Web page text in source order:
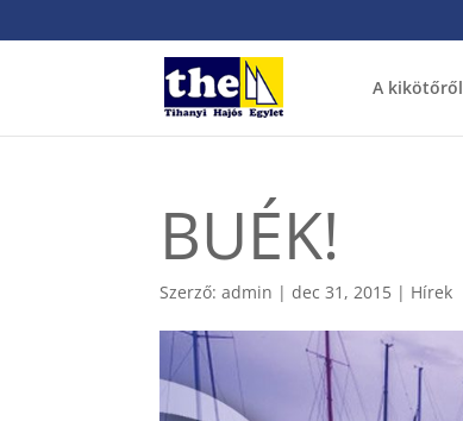
A kikötőről
BUÉK!
Szerző:admin |dec 31, 2015 | Hírek